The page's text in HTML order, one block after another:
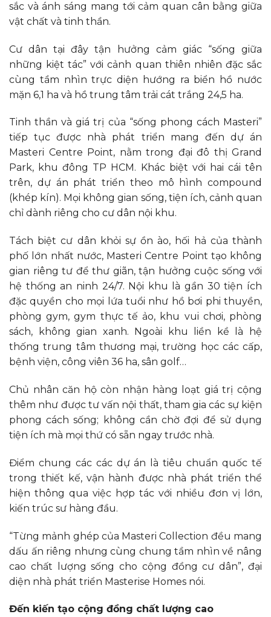
sắc và ánh sáng mang tới cảm quan cân bằng giữa
vật chất và tinh thần.
Cư dân tại đây tận hưởng cảm giác “sống giữa
những kiệt tác” với cảnh quan thiên nhiên đặc sắc
cùng tầm nhìn trực diện hướng ra biển hồ nước
mặn 6,1 ha và hồ trung tâm trải cát trắng 24,5 ha.
Tinh thần và giá trị của “sống phong cách Masteri”
tiếp tục được nhà phát triển mang đến dự án
Masteri Centre Point, nằm trong đại đô thị Grand
Park, khu đông TP HCM. Khác biệt với hai cái tên
trên, dự án phát triển theo mô hình compound
(khép kín). Mọi không gian sống, tiện ích, cảnh quan
chỉ dành riêng cho cư dân nội khu.
Tách biệt cư dân khỏi sự ồn ào, hối hả của thành
phố lớn nhất nước, Masteri Centre Point tạo không
gian riêng tư để thư giãn, tận hưởng cuộc sống với
hệ thống an ninh 24/7. Nội khu là gần 30 tiện ích
đặc quyền cho mọi lứa tuổi như hồ bơi phi thuyền,
phòng gym, gym thực tế ảo, khu vui chơi, phòng
sách, không gian xanh. Ngoài khu liền kề là hệ
thống trung tâm thương mại, trường học các cấp,
bệnh viện, công viên 36 ha, sân golf…
Chủ nhân căn hộ còn nhận hàng loạt giá trị cộng
thêm như được tư vấn nội thất, tham gia các sự kiện
phong cách sống; không cần chờ đợi để sử dụng
tiện ích mà mọi thứ có sẵn ngay trước nhà.
Điểm chung các các dự án là tiêu chuẩn quốc tế
trong thiết kế, vận hành được nhà phát triển thể
hiện thông qua việc hợp tác với nhiều đơn vị lớn,
kiến trúc sư hàng đầu.
“Từng mảnh ghép của Masteri Collection đều mang
dấu ấn riêng nhưng cùng chung tầm nhìn về nâng
cao chất lượng sống cho cộng đồng cư dân”, đại
diện nhà phát triển Masterise Homes nói.
Đến kiến tạo cộng đồng chất lượng cao